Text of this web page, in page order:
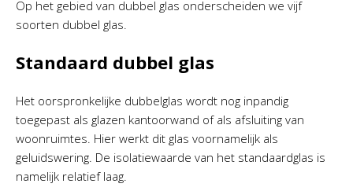
Op het gebied van dubbel glas onderscheiden we vijf
soorten dubbel glas.
Standaard dubbel glas
Het oorspronkelijke dubbelglas wordt nog inpandig
toegepast als glazen kantoorwand of als afsluiting van
woonruimtes. Hier werkt dit glas voornamelijk als
geluidswering. De isolatiewaarde van het standaardglas is
namelijk relatief laag.